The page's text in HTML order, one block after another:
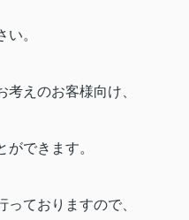
。
えのお客様向け、
できます。
ておりますので、